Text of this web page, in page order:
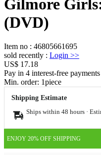
Gilmore
(DVD)
Item no : 46805661695
sold recently : Login >>
US$ 17.18
Pay in 4 interest-free
Min. order: 1piece
Shipping Estimate
Ships within 48 hours ·
ENJOY 20% OFF SHIPPING